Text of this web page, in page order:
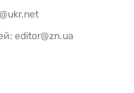
editor@zn.ua